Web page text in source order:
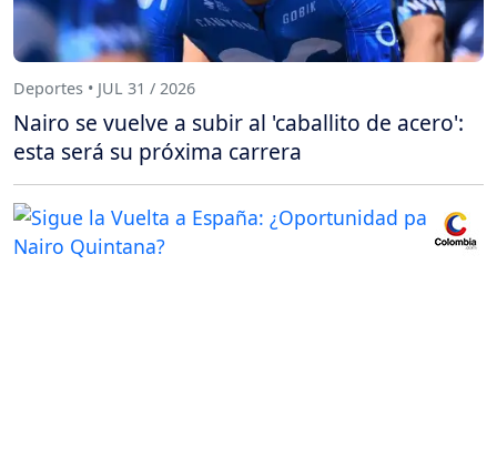
Deportes • JUL 31 / 2026
Nairo se vuelve a subir al 'caballito de acero':
esta será su próxima carrera